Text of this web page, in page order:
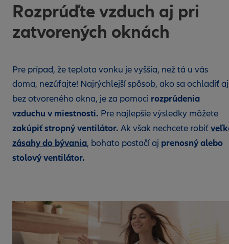
Rozprúďte vzduch aj pri
zatvorených oknách
Pre prípad, že teplota vonku je vyššia, než tá u vás
doma, nezúfajte! Najrýchlejší spôsob, ako sa ochladiť aj
bez otvoreného okna, je za pomoci rozprúdenia
vzduchu v miestnosti. Pre najlepšie výsledky môžete
zakúpiť stropný ventilátor. Ak však nechcete robiť
zásahy do bývania, bohato postačí aj prenosný alebo
stolový ventilátor.